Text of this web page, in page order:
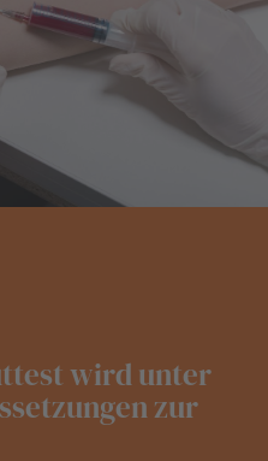
wird unter
zur